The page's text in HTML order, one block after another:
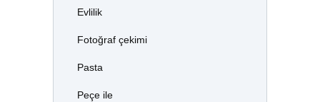
Evlilik
Fotoğraf çekimi
Pasta
Peçe ile